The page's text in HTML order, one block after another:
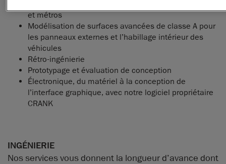
et métros
Modélisation de surfaces avancées de classe A pour
les panneaux externes et l’habillage intérieur des
véhicules
Rétro-ingénierie
Prototypage et évaluation de conception
Électronique, du matériel à la conception de
l’interface graphique, avec notre logiciel propriétaire
CRANK
INGÉNIERIE
Nos services vous donnent la longueur d’avance dont